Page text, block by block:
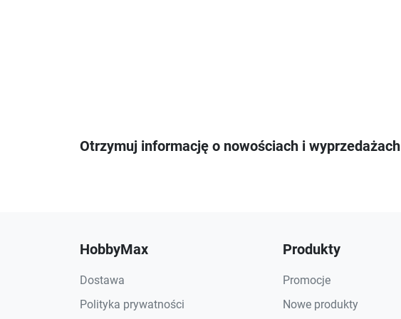
Otrzymuj informację o nowościach i wyprzedażach
HobbyMax
Dostawa
Polityka prywatności
Produkty
Promocje
Nowe produkty